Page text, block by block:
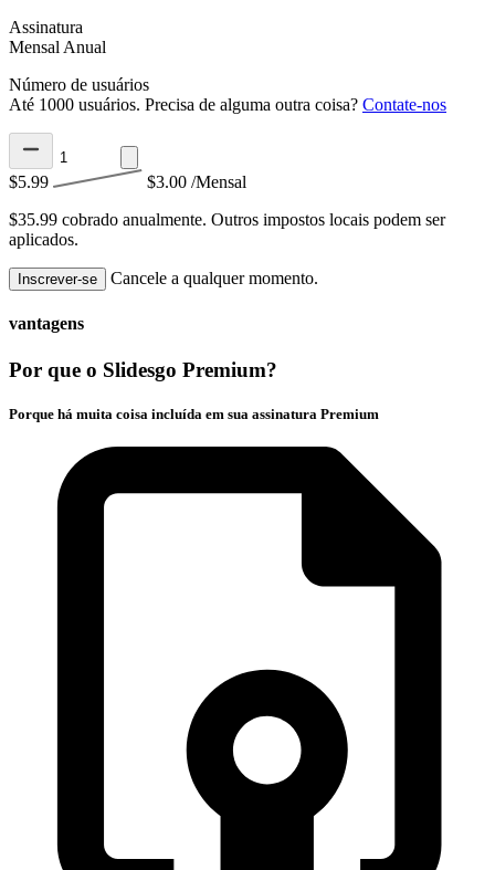
Assinatura
Mensal Anual
Número de usuários
Até 1000 usuários. Precisa de alguma outra coisa? Contate-nos
$5.99 $3.00 /Mensal
$35.99 cobrado anualmente. Outros impostos locais podem ser
aplicados.
Inscrever-se Cancele a qualquer momento.
vantagens
Por que o Slidesgo Premium?
Porque há muita coisa incluída em sua assinatura Premium